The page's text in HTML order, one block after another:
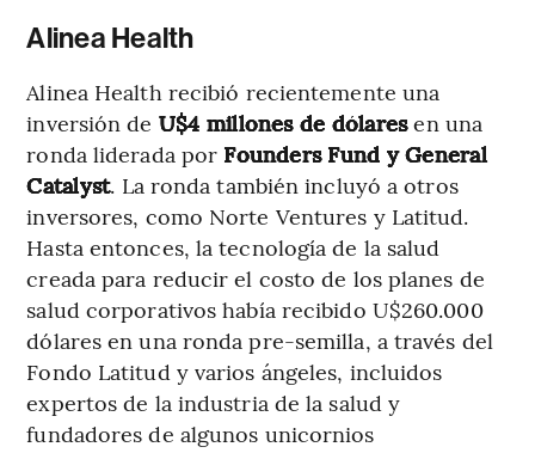
Alinea Health
Alinea Health recibió recientemente una
inversión de U$4 millones de dólaresen una
ronda liderada por Founders Fund y General
Catalyst. La ronda también incluyó a otros
inversores, como Norte Ventures y Latitud.
Hasta entonces, la tecnología de la salud
creada para reducir el costo de los planes de
salud corporativos había recibido U$260.000
dólares en una ronda pre-semilla, a través del
Fondo Latitud y varios ángeles, incluidos
expertos de la industria de la salud y
fundadores de algunos unicornios